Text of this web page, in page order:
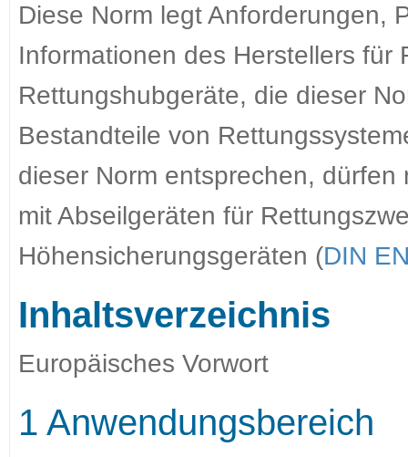
Diese Norm legt Anforderungen,
Informationen des Herstellers für
Rettungshubgeräte, die dieser
Bestandteile von
dieser Norm entsprechen,
mit Abseilgeräten für
Höhensicherungsgeräten (DIN
Inhaltsverzeichnis
Europäisches Vorwort
1 Anwendungsbereich